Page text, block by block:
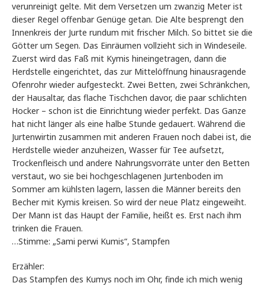
verunreinigt gelte. Mit dem Versetzen um zwanzig Meter ist
dieser Regel offenbar Genüge getan. Die Alte besprengt den
Innenkreis der Jurte rundum mit frischer Milch. So bittet sie die
Götter um Segen. Das Einräumen vollzieht sich in Windeseile.
Zuerst wird das Faß mit Kymis hineingetragen, dann die
Herdstelle eingerichtet, das zur Mittelöffnung hinausragende
Ofenrohr wieder aufgesteckt. Zwei Betten, zwei Schränkchen,
der Hausaltar, das flache Tischchen davor, die paar schlichten
Hocker – schon ist die Einrichtung wieder perfekt. Das Ganze
hat nicht länger als eine halbe Stunde gedauert. Während die
Jurtenwirtin zusammen mit anderen Frauen noch dabei ist, die
Herdstelle wieder anzuheizen, Wasser für Tee aufsetzt,
Trockenfleisch und andere Nahrungsvorräte unter den Betten
verstaut, wo sie bei hochgeschlagenen Jurtenboden im
Sommer am kühlsten lagern, lassen die Männer bereits den
Becher mit Kymis kreisen. So wird der neue Platz eingeweiht.
Der Mann ist das Haupt der Familie, heißt es. Erst nach ihm
trinken die Frauen.
…Stimme: „Sami perwi Kumis“, Stampfen
Erzähler:
Das Stampfen des Kumys noch im Ohr, finde ich mich wenig